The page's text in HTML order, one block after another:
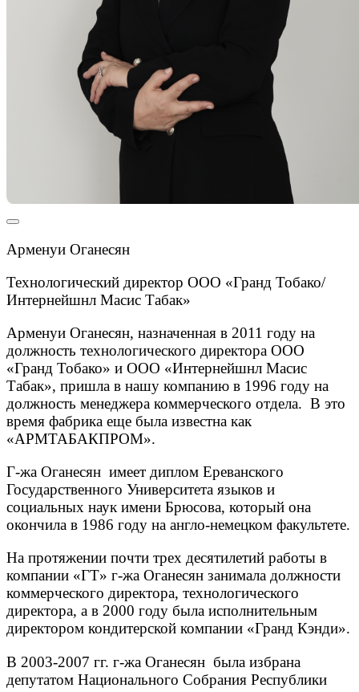
Арменуи Оганесян
Технологический директор ООО «Гранд Тобако/
Интернейшнл Масис Табак»
Арменуи Оганесян, назначенная в 2011 году на
должность технологического директора ООО
«Гранд Тобако» и ООО «Интернейшнл Масис
Табак», пришла в нашу компанию в 1996 году на
должность менеджера коммерческого отдела. В это
время фабрика еще была известна как
«АРМТАБАКПРОМ».
Г-жа Оганесян имеет диплом Ереванского
Государственного Университета языков и
социальных наук имени Брюсова, который она
окончила в 1986 году на англо-немецком факультете.
На протяжении почти трех десятилетий работы в
компании «ГТ» г-жа Оганесян занимала должности
коммерческого директора, технологического
директора, а в 2000 году была исполнительным
директором кондитерской компании «Гранд Кэнди».
В 2003-2007 гг. г-жа Оганесян была избрана
депутатом Национального Собрания Республики